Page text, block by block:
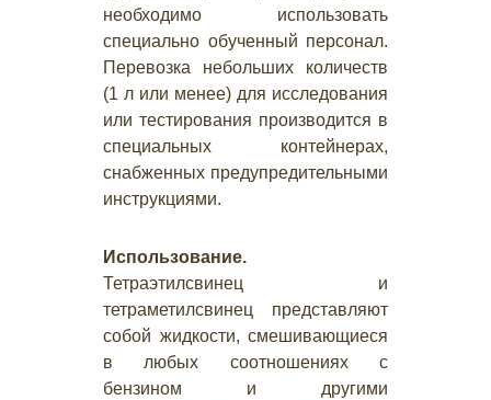
необходимо использовать
специально обученный персонал.
Перевозка небольших количеств
(1 л или менее) для исследования
или тестирования производится в
специальных контейнерах,
снабженных предупредительными
инструкциями.
Использование.
Тетраэтилсвинец и
тетраметилсвинец представляют
собой жидкости, смешивающиеся
в любых соотношениях с
бензином и другими